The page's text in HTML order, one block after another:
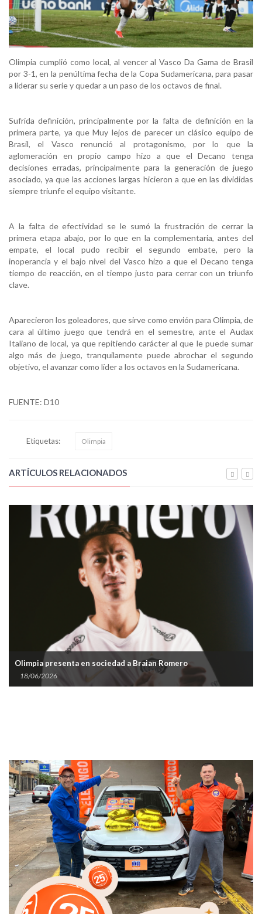
Olimpia cumplió como local, al vencer al Vasco Da Gama de Brasil
por 3-1, en la penúltima fecha de la Copa Sudamericana, para pasar
a liderar su serie y quedar a un paso de los octavos de final.
Sufrida definición, principalmente por la falta de definición en la
primera parte, ya que Muy lejos de parecer un clásico equipo de
Brasil, el Vasco renunció al protagonismo, por lo que la
aglomeración en propio campo hizo a que el Decano tenga
decisiones erradas, principalmente para la generación de juego
asociado, ya que las acciones largas hicieron a que en las divididas
siempre triunfe el equipo visitante.
A la falta de efectividad se le sumó la frustración de cerrar la
primera etapa abajo, por lo que en la complementaria, antes del
empate, el local pudo recibir el segundo embate, pero la
inoperancia y el bajo nivel del Vasco hizo a que el Decano tenga
tiempo de reacción, en el tiempo justo para cerrar con un triunfo
clave.
Aparecieron los goleadores, que sirve como envión para Olimpia, de
cara al último juego que tendrá en el semestre, ante el Audax
Italiano de local, ya que repitiendo carácter al que le puede sumar
algo más de juego, tranquilamente puede abrochar el segundo
objetivo, el avanzar como líder a los octavos en la Sudamericana.
FUENTE: D10
Etiquetas: Olimpia
ARTÍCULOS RELACIONADOS
Olimpia presenta en sociedad a Braian Romero
18/06/2026